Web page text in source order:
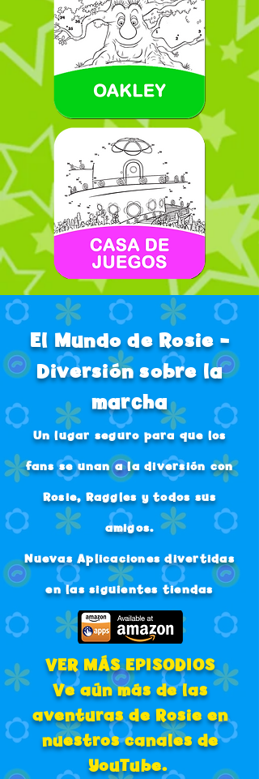
El Mundo de Rosie -
Diversión sobre la
marcha
Un lugar seguro para que los
fans se unan a la diversión con
Rosie, Raggles y todos sus
amigos.
Nuevas Aplicaciones divertidas
en las siguientes tiendas
VER MÁS EPISODIOS
Ve aún más de las
aventuras de Rosie en
nuestros canales de
YouTube.